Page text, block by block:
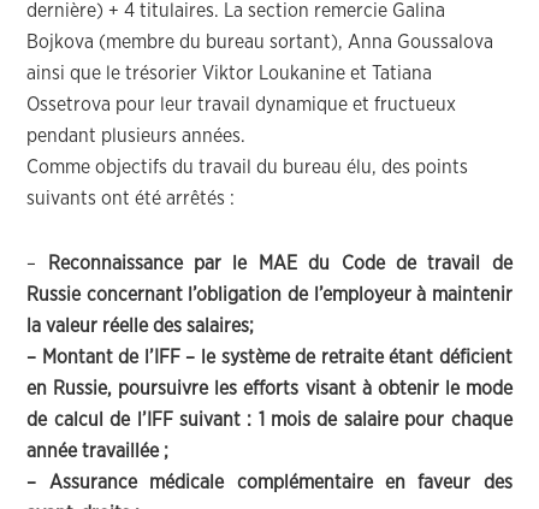
dernière) + 4 titulaires. La section remercie Galina
Bojkova (membre du bureau sortant), Anna Goussalova
ainsi que le trésorier Viktor Loukanine et Tatiana
Ossetrova pour leur travail dynamique et fructueux
pendant plusieurs années.
Comme objectifs du travail du bureau élu, des points
suivants ont été arrêtés :
– Reconnaissance par le MAE du Code de travail de
Russie concernant l’obligation de l’employeur à maintenir
la valeur réelle des salaires;
– Montant de l’IFF – le système de retraite étant déficient
en Russie, poursuivre les efforts visant à obtenir le mode
de calcul de l’IFF suivant : 1 mois de salaire pour chaque
année travaillée ;
– Assurance médicale complémentaire en faveur des